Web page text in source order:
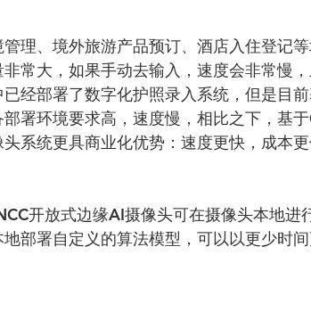
理、境外旅游产品预订、酒店入住登记
常大，如果手动去输入，速度会非常慢
经部署了数字化护照录入系统，但是目
署环境要求高，速度慢，相比之下，基
系统更具商业化优势：速度更快，成本更
开放式边缘AI摄像头可在摄像头本地进
部署自定义的算法模型，可以以更少时